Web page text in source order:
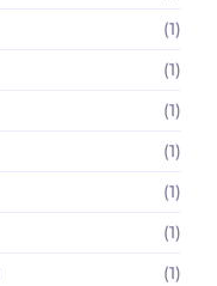
(1)
(1)
(1)
(1)
(1)
(1)
(1)